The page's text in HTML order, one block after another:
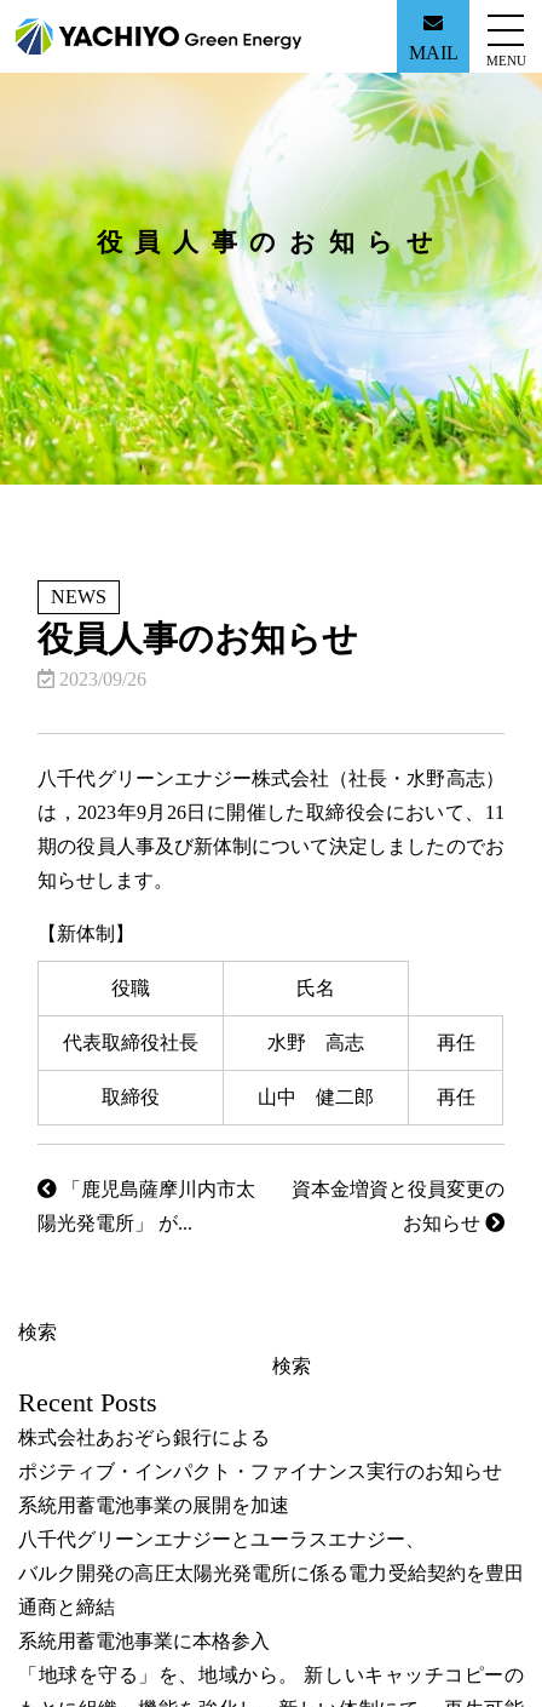
MAIL MENU
役員人事のお知らせ
NEWS
役員人事のお知らせ
2023/09/26
八千代グリーンエナジー株式会社（社長・水野高志）
は，2023年9月26日に開催した取締役会において、11
期の役員人事及び新体制について決定しましたのでお
知らせします。
【新体制】
役職 氏名
代表取締役社長 水野 高志 再任
取締役 山中 健二郎 再任
「鹿児島薩摩川内市太
陽光発電所」 が...
資本金増資と役員変更の
お知らせ
検索
検索
Recent Posts
株式会社あおぞら銀行による
ポジティブ・インパクト・ファイナンス実行のお知らせ
系統用蓄電池事業の展開を加速
八千代グリーンエナジーとユーラスエナジー、
バルク開発の高圧太陽光発電所に係る電力受給契約を豊田
通商と締結
系統用蓄電池事業に本格参入
「地球を守る」を、地域から。 新しいキャッチコピーの